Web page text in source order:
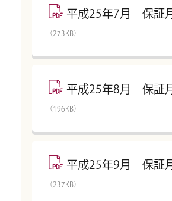
平成25年7月 保証
（273KB）
平成25年8月 保証
（196KB）
平成25年9月 保証
（237KB）